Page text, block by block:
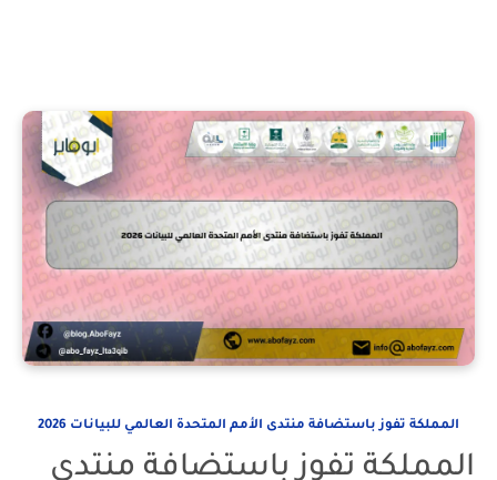
المملكة تفوز باستضافة منتدى الأمم المتحدة العالمي للبيانات 2026
المملكة تفوز باستضافة منتدى